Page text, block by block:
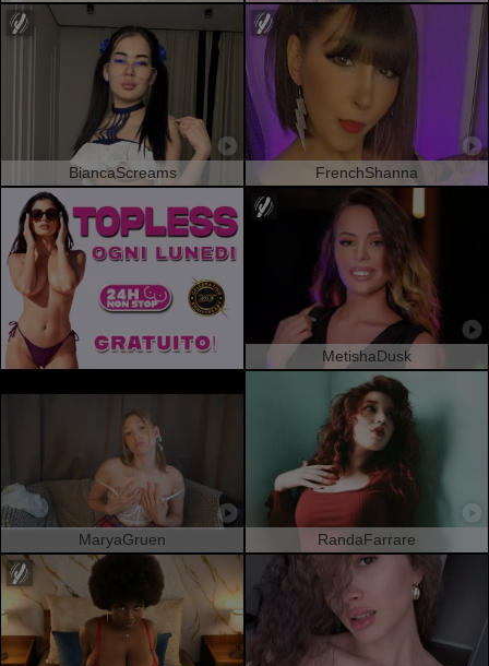
BiancaScreams FrenchShanna
MetishaDusk
MaryaGruen RandaFarrare